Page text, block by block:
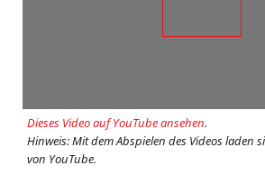
Dieses Video auf YouTube ansehen.
Hinweis: Mit dem Abspielen des Videos laden
von YouTube.